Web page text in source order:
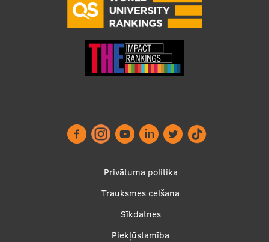
Privātuma politika
Trauksmes celšana
Sīkdatnes
Piekļūstamība